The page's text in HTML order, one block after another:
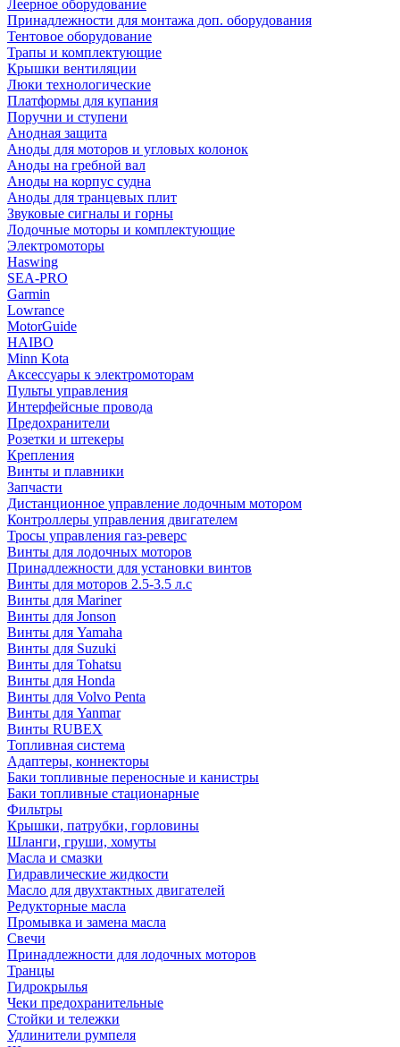
Леерное оборудование
Принадлежности для монтажа доп. оборудования
Тентовое оборудование
Трапы и комплектующие
Крышки вентиляции
Люки технологические
Платформы для купания
Поручни и ступени
Анодная защита
Аноды для моторов и угловых колонок
Аноды на гребной вал
Аноды на корпус судна
Аноды для транцевых плит
Звуковые сигналы и горны
Лодочные моторы и комплектующие
Электромоторы
Haswing
SEA-PRO
Garmin
Lowrance
MotorGuide
HAIBO
Minn Kota
Аксессуары к электромоторам
Пульты управления
Интерфейсные провода
Предохранители
Розетки и штекеры
Крепления
Винты и плавники
Запчасти
Дистанционное управление лодочным мотором
Контроллеры управления двигателем
Тросы управления газ-реверс
Винты для лодочных моторов
Принадлежности для установки винтов
Винты для моторов 2.5-3.5 л.с
Винты для Mariner
Винты для Jonson
Винты для Yamaha
Винты для Suzuki
Винты для Tohatsu
Винты для Honda
Винты для Volvo Penta
Винты для Yanmar
Винты RUBEX
Топливная система
Адаптеры, коннекторы
Баки топливные переносные и канистры
Баки топливные стационарные
Фильтры
Крышки, патрубки, горловины
Шланги, груши, хомуты
Масла и смазки
Гидравлические жидкости
Масло для двухтактных двигателей
Редукторные масла
Промывка и замена масла
Свечи
Принадлежности для лодочных моторов
Транцы
Гидрокрылья
Чеки предохранительные
Стойки и тележки
Удлинители румпеля